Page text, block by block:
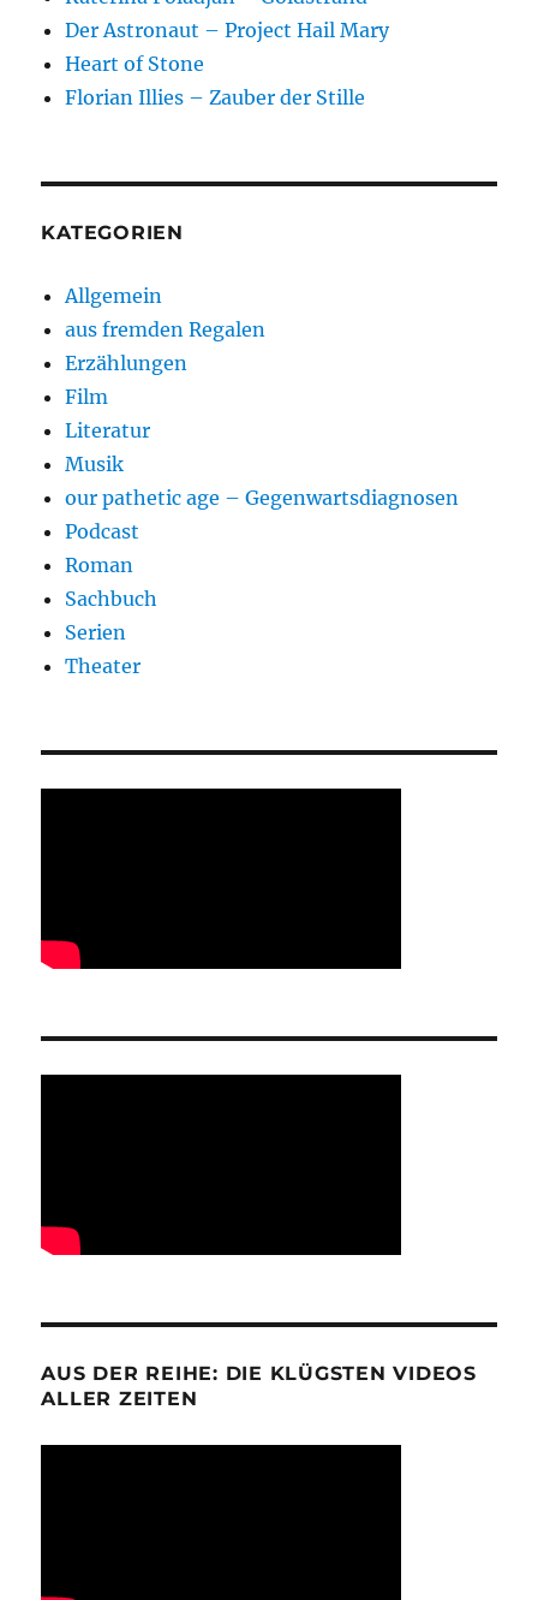
Der Astronaut – Project Hail Mary
Heart of Stone
Florian Illies – Zauber der Stille
KATEGORIEN
Allgemein
aus fremden Regalen
Erzählungen
Film
Literatur
Musik
our pathetic age – Gegenwartsdiagnosen
Podcast
Roman
Sachbuch
Serien
Theater
AUS DER REIHE: DIE KLÜGSTEN VIDEOS
ALLER ZEITEN